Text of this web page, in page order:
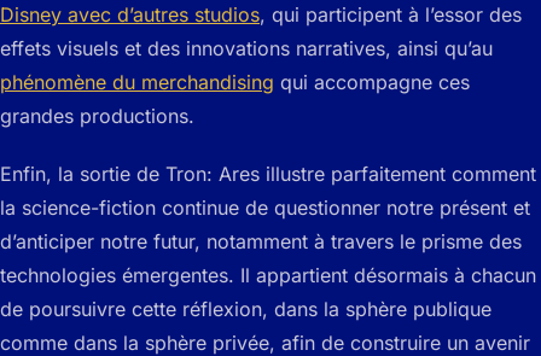
Disney avec d’autres studios, qui participent à l’essor des
effets visuels et des innovations narratives, ainsi qu’au
phénomène du merchandising qui accompagne ces
grandes productions.
Enfin, la sortie de Tron: Ares illustre parfaitement comment
la science-fiction continue de questionner notre présent et
d’anticiper notre futur, notamment à travers le prisme des
technologies émergentes. Il appartient désormais à chacun
de poursuivre cette réflexion, dans la sphère publique
comme dans la sphère privée, afin de construire un avenir